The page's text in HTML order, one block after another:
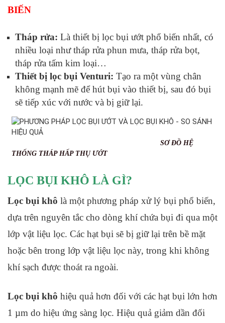
BIẾN
Tháp rửa: Là thiết bị lọc bụi ướt phổ biến nhất, có
nhiều loại như tháp rửa phun mưa, tháp rửa bọt,
tháp rửa tấm kim loại…
Thiết bị lọc bụi Venturi: Tạo ra một vùng chân
không mạnh mẽ để hút bụi vào thiết bị, sau đó bụi
sẽ tiếp xúc với nước và bị giữ lại.
SƠ ĐỒ HỆ
THỐNG THÁP HẤP THỤ ƯỚT
LỌC BỤI KHÔ LÀ GÌ?
Lọc bụi khô là một phương pháp xử lý bụi phổ biến,
dựa trên nguyên tắc cho dòng khí chứa bụi đi qua một
lớp vật liệu lọc. Các hạt bụi sẽ bị giữ lại trên bề mặt
hoặc bên trong lớp vật liệu lọc này, trong khi không
khí sạch được thoát ra ngoài.
Lọc bụi khô hiệu quả hơn đối với các hạt bụi lớn hơn
1 µm do hiệu ứng sàng lọc. Hiệu quả giảm dần đối